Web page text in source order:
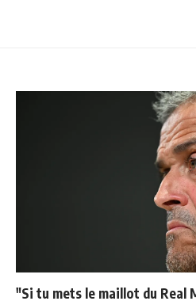
"Si tu mets le maillot du